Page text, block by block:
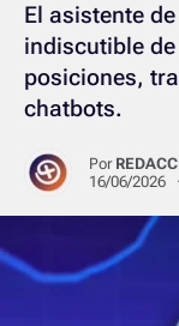
El asistente
indiscutible
posiciones,
chatbots.
Por
16/06/2026